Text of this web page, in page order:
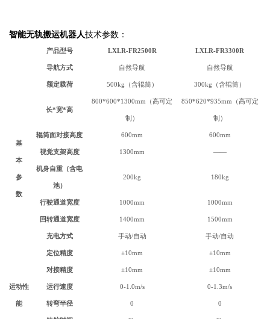
智能无轨搬运机器人技术参数：
产品型号 LXLR-FR2500R LXLR-FR3300R
基
本
参
数
导航方式 自然导航 自然导航
额定载荷 500kg（含辊筒） 300kg（含辊筒）
长*宽*高
800*600*1300mm（高可定
制）
850*620*935mm（高可定
制）
辊筒面对接高度 600mm 600mm
视觉支架高度 1300mm ——
机身自重（含电
池）
200kg 180kg
行驶通道宽度 1000mm 1000mm
回转通道宽度 1400mm 1500mm
充电方式 手动/自动 手动/自动
运动性
能
定位精度 ±10mm ±10mm
对接精度 ±10mm ±10mm
运行速度 0-1.0m/s 0-1.3m/s
转弯半径 0 0